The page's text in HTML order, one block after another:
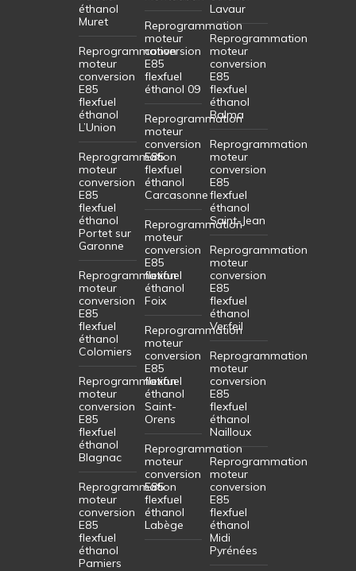
éthanol
Muret
Reprogrammation
moteur
conversion
E85
flexfuel
éthanol
L’Union
Reprogrammation
moteur
conversion
E85
flexfuel
éthanol
Portet sur
Garonne
Reprogrammation
moteur
conversion
E85
flexfuel
éthanol
Colomiers
Reprogrammation
moteur
conversion
E85
flexfuel
éthanol
Blagnac
Reprogrammation
moteur
conversion
E85
flexfuel
éthanol
Pamiers
Reprogrammation
moteur
conversion
E85
flexfuel
éthanol 09
Reprogrammation
moteur
conversion
E85
flexfuel
éthanol
Carcasonne
Reprogrammation
moteur
conversion
E85
flexfuel
éthanol
Foix
Reprogrammation
moteur
conversion
E85
flexfuel
éthanol
Saint-
Orens
Reprogrammation
moteur
conversion
E85
flexfuel
éthanol
Labège
Lavaur
Reprogrammation
moteur
conversion
E85
flexfuel
éthanol
Balma
Reprogrammation
moteur
conversion
E85
flexfuel
éthanol
Saint-Jean
Reprogrammation
moteur
conversion
E85
flexfuel
éthanol
Verfeil
Reprogrammation
moteur
conversion
E85
flexfuel
éthanol
Nailloux
Reprogrammation
moteur
conversion
E85
flexfuel
éthanol
Midi
Pyrénées